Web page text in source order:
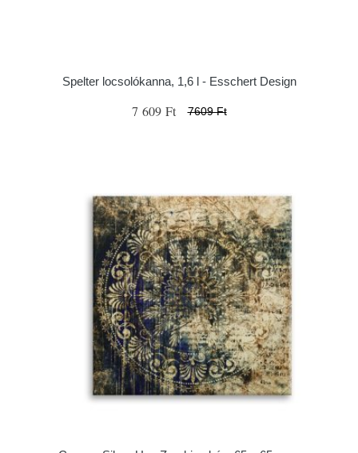
Spelter locsolókanna, 1,6 l - Esschert Design
7 609 Ft 7609 Ft